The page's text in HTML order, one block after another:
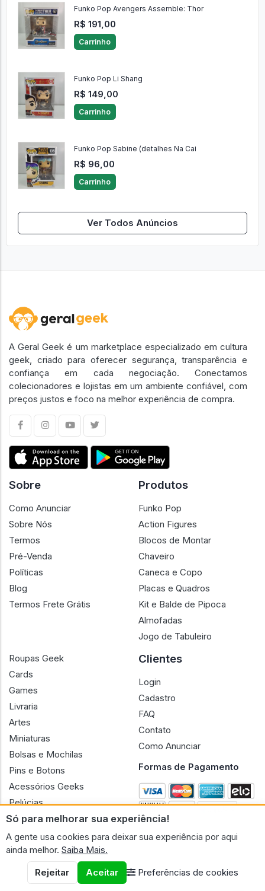
Funko Pop Avengers Assemble: Thor
R$ 191,00
Carrinho
Funko Pop Li Shang
R$ 149,00
Carrinho
Funko Pop Sabine (detalhes Na Cai
R$ 96,00
Carrinho
Ver Todos Anúncios
Só para melhorar sua experiência!
A gente usa cookies para deixar sua experiência por aqui
ainda melhor. Saiba Mais.
Rejeitar
Aceitar Preferências de cookies
A Geral Geek é um marketplace especializado em cultura
geek, criado para oferecer segurança, transparência e
confiança em cada negociação. Conectamos
colecionadores e lojistas em um ambiente confiável, com
preços justos e foco na melhor experiência de compra.
Sobre
Como Anunciar
Sobre Nós
Termos
Pré-Venda
Políticas
Blog
Termos Frete Grátis
Produtos
Funko Pop
Action Figures
Blocos de Montar
Chaveiro
Caneca e Copo
Placas e Quadros
Kit e Balde de Pipoca
Almofadas
Jogo de Tabuleiro
Roupas Geek
Cards
Games
Livraria
Artes
Miniaturas
Bolsas e Mochilas
Pins e Botons
Acessórios Geeks
Pelúcias
Bonecas
Clientes
Login
Cadastro
FAQ
Contato
Como Anunciar
Formas de Pagamento
CNPJ n.º 30.220.458/0001-17 - GERAL GEEK PORTAL ELETRONICO